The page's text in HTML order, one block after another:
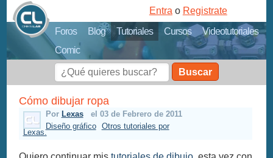
Foros Blog Tutoriales Cursos
Videotutoriales
Comic
Entra o Registrate
Buscar
Cómo dibujar ropa
Por Lexas
el 03 de Febrero de 2011
Diseño gráfico
Otros tutoriales por
Lexas.